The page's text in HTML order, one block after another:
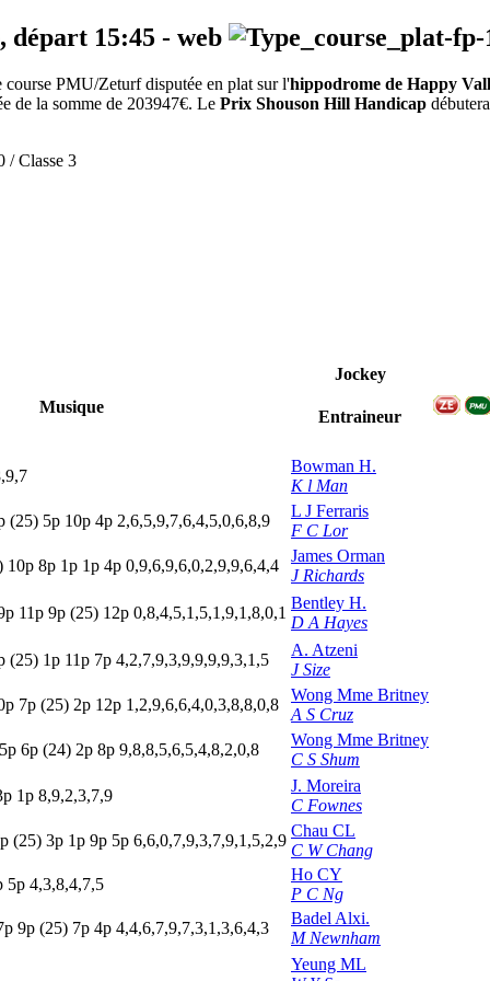
départ 15:45 - web
course PMU/Zeturf disputée en plat sur l'hippodrome de Happy
de la somme de 203947€. Le Prix Shouson Hill Handicap
/ Classe 3
Musique
Jockey
Entraineur
Bowman H.
K l Man
(25) 5p 10p 4p 2,6,5,9,7,6,4,5,0,6,8,9
L J Ferraris
F C Lor
10p 8p 1p 1p 4p 0,9,6,9,6,0,2,9,9,6,4,4
James Orman
J Richards
p 11p 9p (25) 12p 0,8,4,5,1,5,1,9,1,8,0,1
Bentley H.
D A Hayes
(25) 1p 11p 7p 4,2,7,9,3,9,9,9,9,3,1,5
A. Atzeni
J Size
7p (25) 2p 12p 1,2,9,6,6,4,0,3,8,8,0,8
Wong Mme Britney
A S Cruz
5p 6p (24) 2p 8p 9,8,8,5,6,5,4,8,2,0,8
Wong Mme Britney
C S Shum
1p 8,9,2,3,7,9
J. Moreira
C Fownes
p (25) 3p 1p 9p 5p 6,6,0,7,9,3,7,9,1,5,2,9
Chau CL
C W Chang
5p 4,3,8,4,7,5
Ho CY
P C Ng
p 9p (25) 7p 4p 4,4,6,7,9,7,3,1,3,6,4,3
Badel Alxi.
M Newnham
Yeung ML